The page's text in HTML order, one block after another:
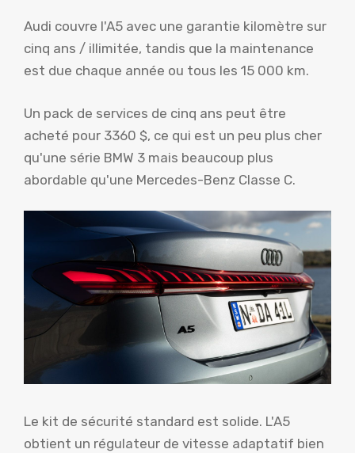
Audi couvre l'A5 avec une garantie kilomètre sur
cinq ans / illimitée, tandis que la maintenance
est due chaque année ou tous les 15 000 km.
Un pack de services de cinq ans peut être
acheté pour 3360 $, ce qui est un peu plus cher
qu'une série BMW 3 mais beaucoup plus
abordable qu'une Mercedes-Benz Classe C.
Le kit de sécurité standard est solide. L'A5
obtient un régulateur de vitesse adaptatif bien